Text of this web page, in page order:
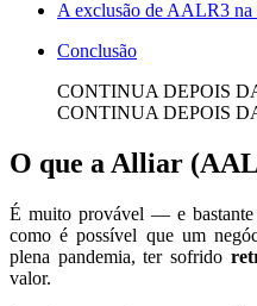
A exclusão de AALR3
Conclusão
CONTINUA DEPOIS
CONTINUA DEPOIS
O que a Alliar
É muito provável — e
como é possível que um
plena pandemia, ter sofrido
valor.